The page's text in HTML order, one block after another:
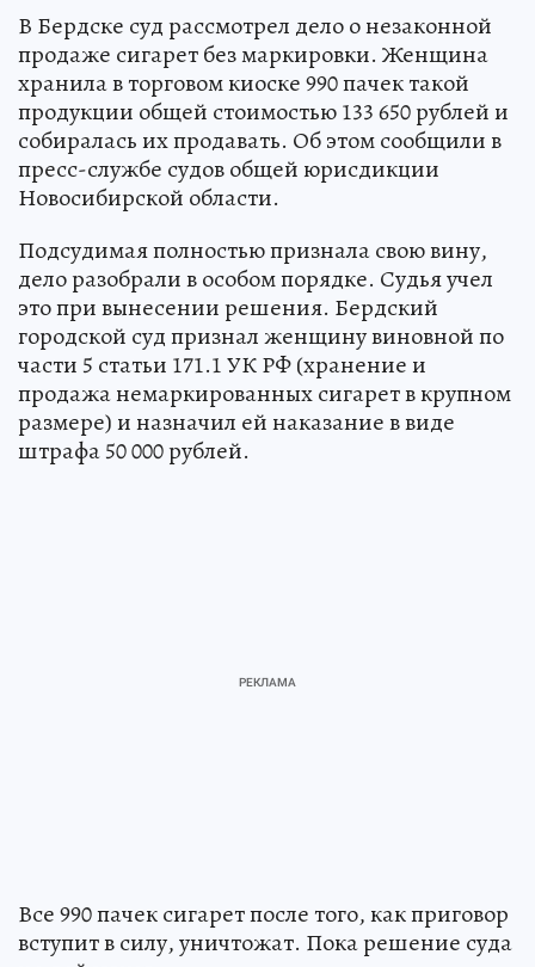
В Бердске суд рассмотрел дело о незаконной
продаже сигарет без маркировки. Женщина
хранила в торговом киоске 990 пачек такой
продукции общей стоимостью 133 650 рублей и
собиралась их продавать. Об этом сообщили в
пресс-службе судов общей юрисдикции
Новосибирской области.
Подсудимая полностью признала свою вину,
дело разобрали в особом порядке. Судья учел
это при вынесении решения. Бердский
городской суд признал женщину виновной по
части 5 статьи 171.1 УК РФ (хранение и
продажа немаркированных сигарет в крупном
размере) и назначил ей наказание в виде
штрафа 50 000 рублей.
Все 990 пачек сигарет после того, как приговор
вступит в силу, уничтожат. Пока решение суда